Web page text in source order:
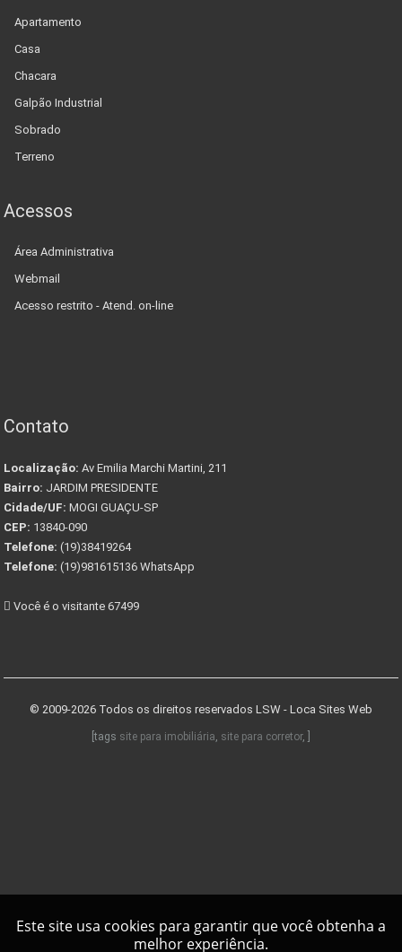
Apartamento
Casa
Chacara
Galpão Industrial
Sobrado
Terreno
Acessos
Área Administrativa
Webmail
Acesso restrito - Atend. on-line
Contato
Localização: Av Emilia Marchi Martini, 211
Bairro: JARDIM PRESIDENTE
Cidade/UF: MOGI GUAÇU-SP
CEP: 13840-090
Telefone: (19)38419264
Telefone: (19)981615136 WhatsApp
Você é o visitante 67499
© 2009-2026 Todos os direitos reservados LSW - Loca Sites Web
[tags site para imobiliária, site para corretor, ]
Este site usa cookies para garantir que você obtenha a
melhor experiência.